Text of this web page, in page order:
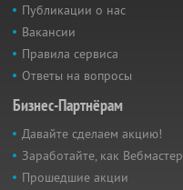
Публикации о нас
Вакансии
Правила сервиса
Ответы на вопросы
Бизнес-Партнёрам
Давайте сделаем акцию!
Заработайте, как Вебмастер
Прошедшие акции